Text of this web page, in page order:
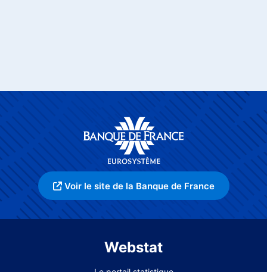
Voir le site de la Banque de France
Webstat